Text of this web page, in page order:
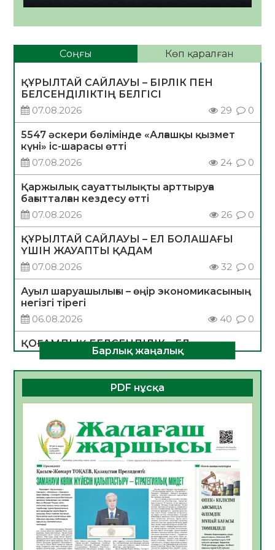
Соңғы Көп қаралған
ҚҰРЫЛТАЙ САЙЛАУЫ – БІРЛІК ПЕН
БЕЛСЕНДІЛІКТІҢ БЕЛГІСІ
07.08.2026
29 0
5547 әскери бөлімінде «Алғашқы қызмет
күні» іс-шарасы өтті
07.08.2026
24 0
Қаржылық сауаттылықты арттыруға
бағытталған кездесу өтті
07.08.2026
26 0
ҚҰРЫЛТАЙ САЙЛАУЫ – ЕЛ БОЛАШАҒЫ
ҮШІН ЖАУАПТЫ ҚАДАМ
07.08.2026
32 0
Ауыл шаруашылығы – өңір экономикасының
негізгі тірегі
06.08.2026
40 0
ҚОҒАМДЫҚ БЕЛСЕНДІЛІК – ЕЛ
ДАМУЫНЫҢ НЕГІЗІ
06.08.2026
37 0
ҚҰРЫЛТАЙ САЙЛАУЫ – БОЛАШАҚҚА
БАСТАР ЖАУАПТЫ ТАҢДАУ
06.08.2026
Инфекциялық ауруларға қарсы иммундау
жұмыстарының тиімділігі
06.08.2026
42
Көкжөтел ауруы туралы
06.08.2026
37
АПВ вакцинасы туралы мәлімет
Барлық жаңалық
PDF нұсқа